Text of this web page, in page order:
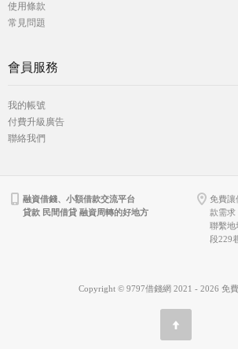
使用條款
常見問題
會員服務
我的帳號
付費升級廣告
聯絡我們
融資借錢、小額借款交流平台
貸款 民間借貸 融資周轉的好地方
免費讓
款需求
聯繫地
段229
Copyright © 9797借錢網 2021 - 2026 免